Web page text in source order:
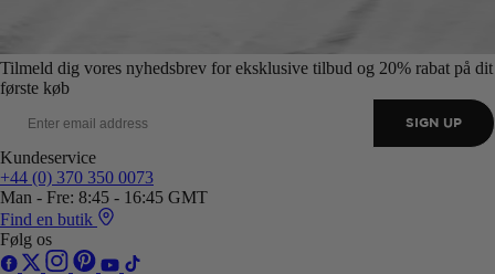
Tilmeld dig vores nyhedsbrev for eksklusive tilbud og 20% rabat på dit
første køb
SIGN UP
Kundeservice
+44 (0) 370 350 0073
Man - Fre: 8:45 - 16:45 GMT
Find en butik
Følg os